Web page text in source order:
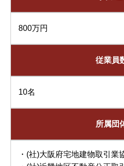
800万円
従業員
10名
所属団
・(社)大阪府宅地建物取引業